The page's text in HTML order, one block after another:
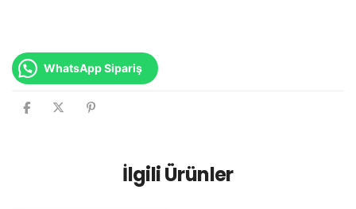
WhatsApp Sipariş
İlgili Ürünler